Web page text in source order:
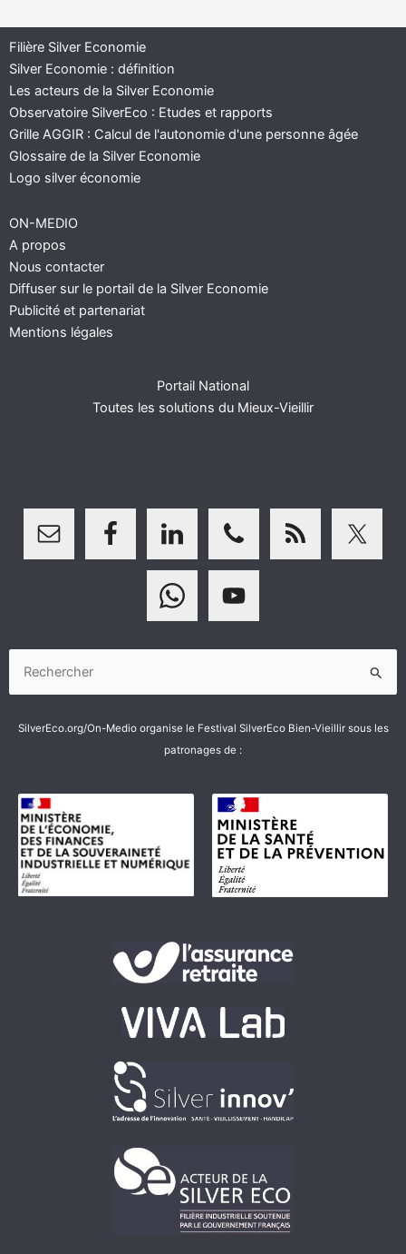
Filière Silver Economie
Silver Economie : définition
Les acteurs de la Silver Economie
Observatoire SilverEco : Etudes et rapports
Grille AGGIR : Calcul de l'autonomie d'une personne âgée
Glossaire de la Silver Economie
Logo silver économie
ON-MEDIO
A propos
Nous contacter
Diffuser sur le portail de la Silver Economie
Publicité et partenariat
Mentions légales
Portail National
Toutes les solutions du Mieux-Vieillir
SilverEco.org/On-Medio organise le Festival SilverEco Bien-Vieillir sous les
patronages de :